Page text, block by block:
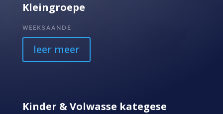
Kleingroepe
WEEKSAANDE
leer meer
Kinder & Volwasse kategese